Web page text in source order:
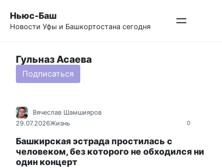
контенту
Ньюс-Баш
Новости Уфы и Башкортостана сегодня
Гульназ Асаева
Подписаться
0
Вячеслав Шамшияров
29.07.2026Жизнь
Башкирская эстрада простилась с
человеком, без которого не обходился ни
один концерт